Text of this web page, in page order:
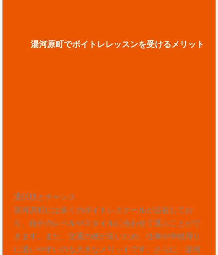
湯河原町でボイトレレッスンを受けるメリット
選択肢とチャンス
湯河原町には多くのボイトレスクールが点在してお
り、自分のレベルやスタイルに合わせて選ぶことがで
きます。また、交通の便が良いため、仕事や学校帰り
に通いやすいのも大きなメリットです。さらに、湯河